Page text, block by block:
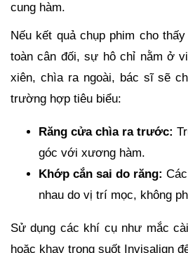
cung hàm.
Nếu kết quả chụp phim cho
toàn cân đối, sự hô chỉ nằm ở
xiên, chìa ra ngoài, bác sĩ sẽ
trường hợp tiêu biểu:
Răng cửa chìa ra trước:
góc với xương hàm.
Khớp cắn sai do răng:
nhau do vị trí mọc, không
Sử dụng các khí cụ như mắc
hoặc khay trong suốt Invisalign